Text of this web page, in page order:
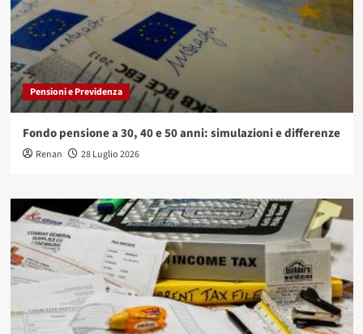
Pensioni e Previdenza
Fondo pensione a 30, 40 e 50 anni: simulazioni e differenze
Renan 28 Luglio 2026